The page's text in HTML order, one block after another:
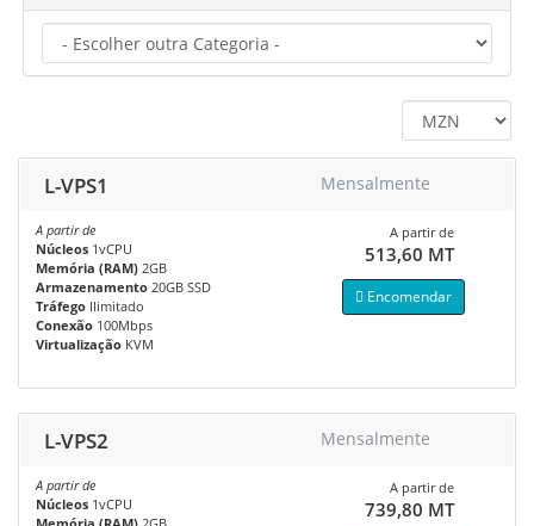
L-VPS1 Mensalmente
A partir de
Núcleos 1vCPU
Memória (RAM) 2GB
Armazenamento 20GB SSD
Tráfego Ilimitado
Conexão 100Mbps
Virtualização KVM
A partir de
513,60 MT
Encomendar
L-VPS2 Mensalmente
A partir de
Núcleos 1vCPU
A partir de
739,80 MT